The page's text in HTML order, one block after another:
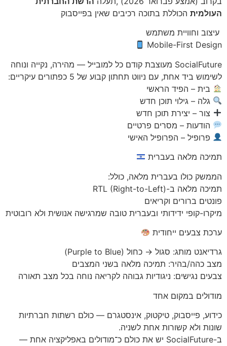
העולמית הכוללת בתוכה רכיבים שאין בפייסבוק
עיצוב וחוויית משתמש
Mobile-First Design
SocialFuture מעוצבת קודם כל למובייל — מהירה, נקייה ונוחה
לשימוש ביד אחת, עם ניווט תחתון קבוע של 5 כפתורים עיקריים:
בית – הפיד הראשי
גלה – גילוי תוכן חדש
צור – יצירת תוכן חדש
הודעות – מסרים פרטיים
פרופיל – הפרופיל האישי
תמיכה מלאה בעברית
הממשק כולו בעברית מלאה, כולל:
תמיכה מלאה ב-RTL (Right-to-Left)
פונטים ברורים וקריאים
מיקרו-קופי ידידותי ובעברית טובה שמרגישה אנושית ולא רובוטית
ערכת צבעים ייחודית
גרדיאנט מותג: סגול → כחול (Purple to Blue)
מצב כהה/בהיר: תמיכה מלאה בשני המצבים
צבעים נגישים: ניגודיות גבוהה לקריאה נוחה בכל מצב תאורה
מודולים במקום אחד
כידוע, פייסבוק, טיקטוק, אינסטגרם — כולם רשתות חברתיות
שונות ולא קשורות אחת לשניה.
ב-SocialFuture יש את כולם כ־מודולים באפליקציה אחת —